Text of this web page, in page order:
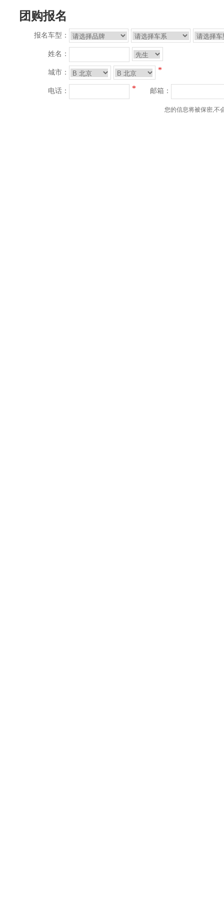
团购报名
报名车型：
姓名：
城市： *
电话： * 邮箱：
您的信息将被保密,不